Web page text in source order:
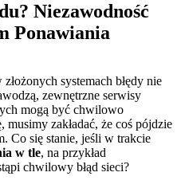
Niezawodność
Ponawiania
systemach błędy nie
zewnętrzne serwisy
mogą być chwilowo
musimy zakładać, że coś pójdzie
Co się stanie, jeśli w trakcie
w tle, na przykład
chwilowy błąd sieci?